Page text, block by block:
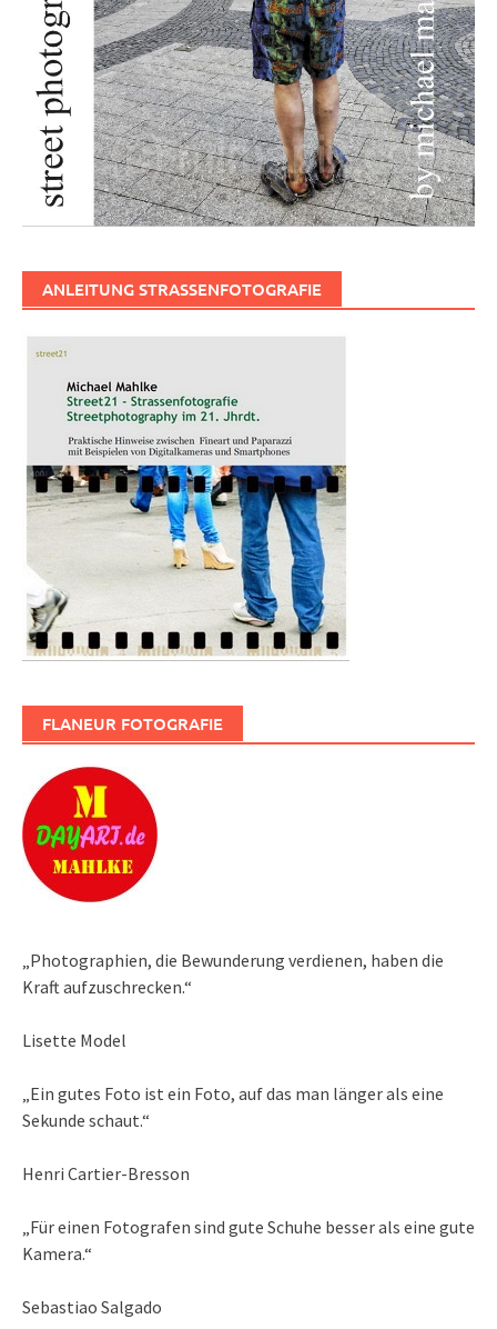
ANLEITUNG STRASSENFOTOGRAFIE
FLANEUR FOTOGRAFIE
„Photographien, die Bewunderung verdienen, haben die
Kraft aufzuschrecken.“
Lisette Model
„Ein gutes Foto ist ein Foto, auf das man länger als eine
Sekunde schaut.“
Henri Cartier-Bresson
„Für einen Fotografen sind gute Schuhe besser als eine gute
Kamera.“
Sebastiao Salgado